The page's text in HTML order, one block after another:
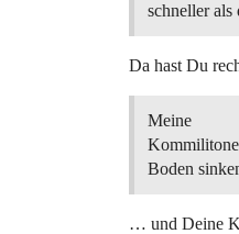
schneller
Da hast Du
Meine
Boden
… und Deine